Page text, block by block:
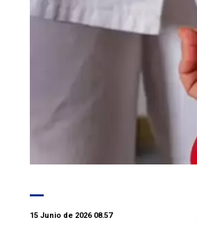
15 Junio de 2026 08.57